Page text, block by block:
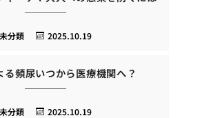
2025.10.19
未分類
る頻尿いつから医療機関へ？
2025.10.19
未分類